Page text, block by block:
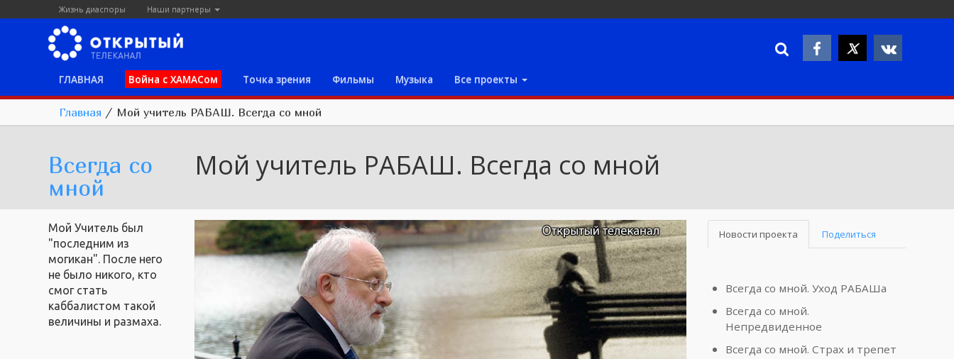
Жизнь диаспоры Наши партнеры
ГЛАВНАЯ Война с ХАМАСом Точка зрения Фильмы Музыка Все проекты
Главная / Мой учитель РАБАШ. Всегда со мной
Всегда со
мной
Мой учитель РАБАШ. Всегда со мной
Мой Учитель был
"последним из
могикан". После него
не было никого, кто
смог стать
каббалистом такой
величины и размаха.
Новости проекта Поделиться
Всегда со мной. Уход РАБАШа
Всегда со мной.
Непредвиденное
Всегда со мной. Страх и трепет